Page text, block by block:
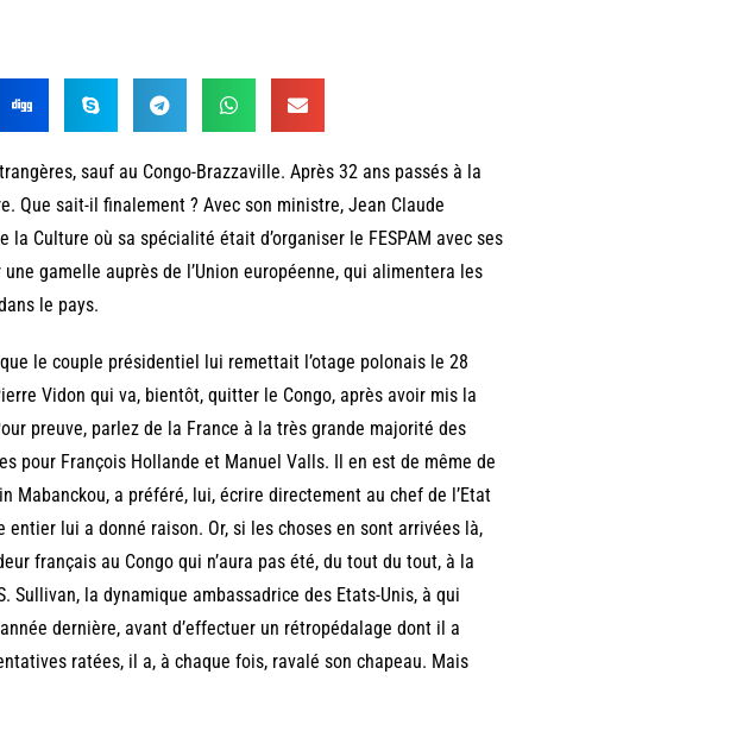
sauf au Congo-Brazzaville. Après 32 ans passés à la
Que sait-il finalement ? Avec son ministre, Jean Claude
la Culture où sa spécialité était d’organiser le FESPAM avec ses
gamelle auprès de l’Union européenne, qui alimentera les
le pays.
le couple présidentiel lui remettait l’otage polonais le 28
Vidon qui va, bientôt, quitter le Congo, après avoir mis la
preuve, parlez de la France à la très grande majorité des
pour François Hollande et Manuel Valls. Il en est de même de
Mabanckou, a préféré, lui, écrire directement au chef de l’Etat
lui a donné raison. Or, si les choses en sont arrivées là,
français au Congo qui n’aura pas été, du tout du tout, à la
Sullivan, la dynamique ambassadrice des Etats-Unis, à qui
dernière, avant d’effectuer un rétropédalage dont il a
ratées, il a, à chaque fois, ravalé son chapeau. Mais